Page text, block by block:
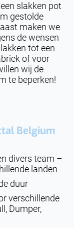
slakken pot
gestolde
maken we
de wensen
tot een
of voor
wij de
te beperken!
Belgium
divers team –
landen
duur
verschillende
Dumper,